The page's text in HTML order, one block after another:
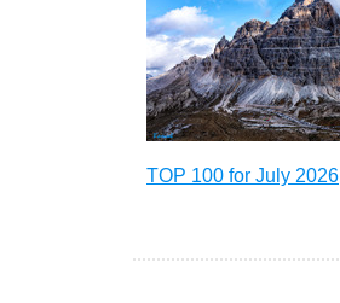
TOP 100 for July 2026